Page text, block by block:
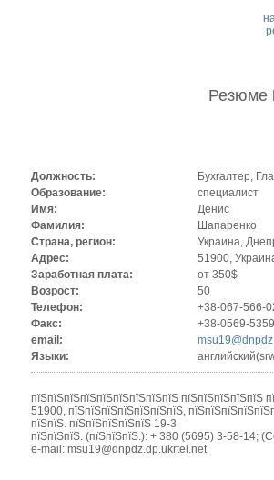
Резюме
Должность:
Бухгалтер,
Образование:
специалист
Имя:
Денис
Фамилия:
Шапаренко
Страна, регион:
Украина,
Адрес:
51900,
Заработная плата:
от 350$
Возрост:
50
Телефон:
+38-067-566-
Факс:
+38-0569-
email:
Языки:
пїЅпїЅпїЅпїЅпїЅпїЅпїЅпїЅпїЅ пїЅпїЅпїЅпїЅпїЅ
51900, пїЅпїЅпїЅпїЅпїЅпїЅпїЅ,
пїЅпїЅ. пїЅпїЅпїЅпїЅпїЅ 19-3
пїЅпїЅпїЅ. (пїЅпїЅпїЅ.): + 380 (5695) 3-58-14;
e-mail: msu19@dnpdz.dp.ukrtel.net